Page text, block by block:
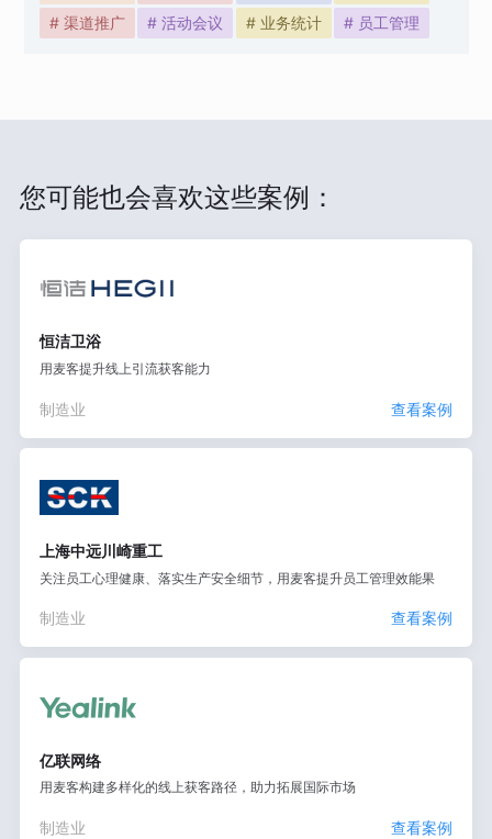
# 渠道推广
# 活动会议 # 业务统计 # 员工管理
您可能也会喜欢这些案例：
恒洁卫浴
用麦客提升线上引流获客能力
制造业 查看案例
上海中远川崎重工
关注员工心理健康、落实生产安全细节，用麦客提升员工管理效能果
制造业 查看案例
亿联网络
用麦客构建多样化的线上获客路径，助力拓展国际市场
制造业 查看案例